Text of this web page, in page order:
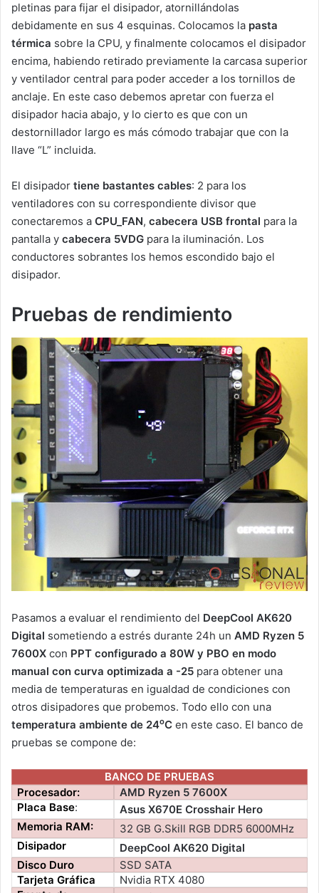
pletinas para fijar el disipador, atornillándolas
debidamente en sus 4 esquinas. Colocamos la pasta
térmica sobre la CPU, y finalmente colocamos el disipador
encima, habiendo retirado previamente la carcasa superior
y ventilador central para poder acceder a los tornillos de
anclaje. En este caso debemos apretar con fuerza el
disipador hacia abajo, y lo cierto es que con un
destornillador largo es más cómodo trabajar que con la
llave “L” incluida.
El disipador tiene bastantes cables: 2 para los
ventiladores con su correspondiente divisor que
conectaremos a CPU_FAN, cabecera USB frontal para la
pantalla y cabecera 5VDG para la iluminación. Los
conductores sobrantes los hemos escondido bajo el
disipador.
Pruebas de rendimiento
Pasamos a evaluar el rendimiento del DeepCool AK620
Digital sometiendo a estrés durante 24h un AMD Ryzen 5
7600X con PPT configurado a 80W y PBO en modo
manual con curva optimizada a -25 para obtener una
media de temperaturas en igualdad de condiciones con
otros disipadores que probemos. Todo ello con una
temperatura ambiente de 24oC en este caso. El banco de
pruebas se compone de:
BANCO DE PRUEBAS
Procesador:
AMD Ryzen 5 7600X
Placa Base:
Asus X670E Crosshair Hero
Memoria RAM:
32 GB G.Skill RGB DDR5 6000MHz
Disipador
DeepCool AK620 Digital
Disco Duro
SSD SATA
Tarjeta Gráfica
Nvidia RTX 4080